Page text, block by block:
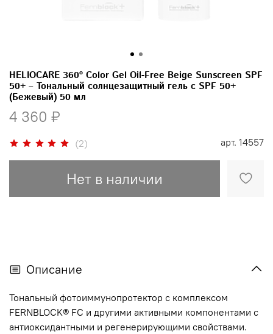
(2) арт. 14557
HELIOCARE 360º Color Gel Oil-Free Beige Sunscreen SPF
50+ – Тональный солнцезащитный гель с SPF 50+
(Бежевый) 50 мл
4 360 ₽
Нет в наличии
Описание
Тональный фотоиммунопротектор с комплексом
FERNBLOCK® FC и другими активными компонентами с
антиоксидантными и регенерирующими свойствами.